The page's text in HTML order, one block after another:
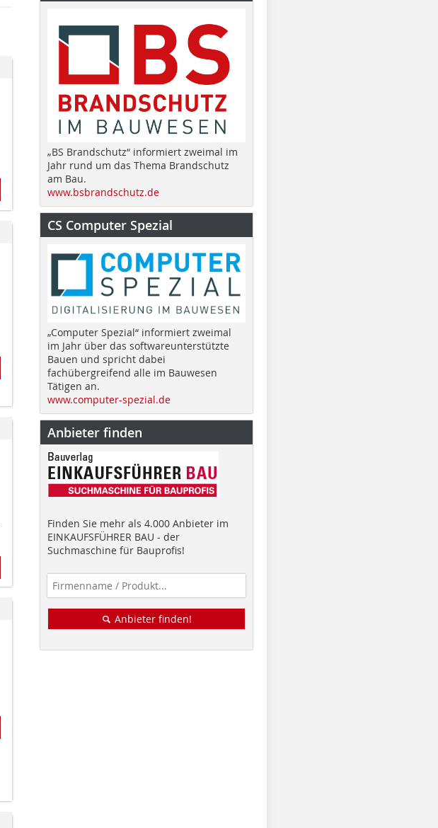
„BS Brandschutz“ informiert zweimal im
Jahr rund um das Thema Brandschutz
am Bau.
www.bsbrandschutz.de
CS Computer Spezial
„Computer Spezial“ informiert zweimal
im Jahr über das softwareunterstützte
Bauen und spricht dabei
fachübergreifend alle im Bauwesen
Tätigen an.
www.computer-spezial.de
Anbieter finden
Finden Sie mehr als 4.000 Anbieter im
EINKAUFSFÜHRER BAU - der
Suchmaschine für Bauprofis!
Anbieter finden!